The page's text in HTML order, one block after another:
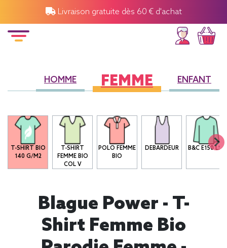
Livraison gratuite dès 60 € d'achat
HOMME FEMME ENFANT
T-SHIRT BIO
140 G/M2
T-SHIRT
FEMME BIO
COL V
POLO FEMME
BIO
DEBARDEUR B&C E150 LSL
Blague Power - T-
Shirt Femme Bio